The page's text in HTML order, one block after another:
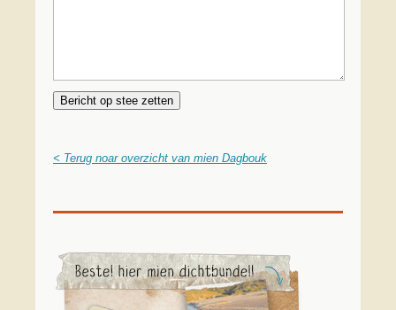
< Terug noar overzicht van mien Dagbouk